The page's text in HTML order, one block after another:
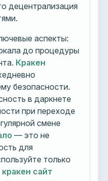
децентрализация
аспекты:
до процедуры
Кракен
безопасности.
в даркнете
при переходе
смене
— это не
для
только
кракен сайт